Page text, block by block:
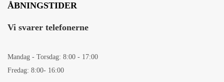
ÅBNINGSTIDER
Vi svarer telefonerne
Mandag - Torsdag: 8:00 - 17:00
Fredag: 8:00- 16:00